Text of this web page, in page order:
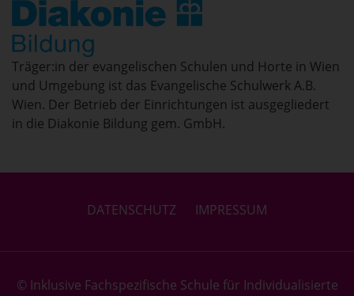
Träger:in der evangelischen Schulen und Horte in Wien
und Umgebung ist das Evangelische Schulwerk A.B.
Wien. Der Betrieb der Einrichtungen ist ausgegliedert
in die Diakonie Bildung gem. GmbH.
© Inklusive Fachspezifische Schule für Individualisierte
DATENSCHUTZ IMPRESSUM